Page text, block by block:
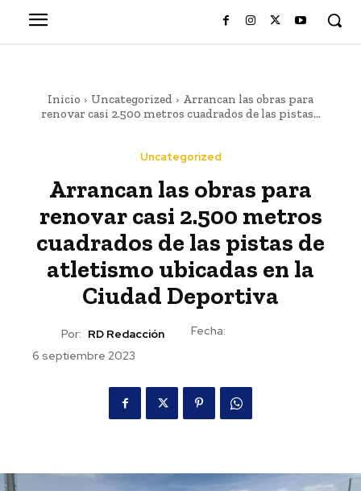
Inicio Uncategorized
Arrancan las obras para
renovar casi 2.500 metros cuadrados de las pistas...
Uncategorized
Arrancan las obras para
renovar casi 2.500 metros
cuadrados de las pistas de
atletismo ubicadas en la
Ciudad Deportiva
Por: RD Redacción
Fecha:
6 septiembre 2023